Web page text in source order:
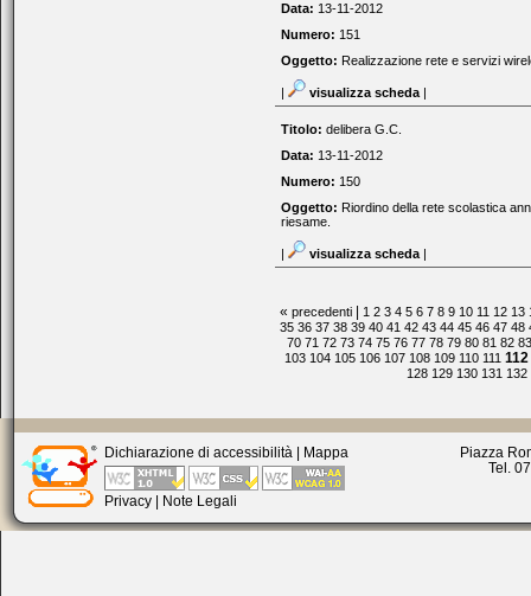
Data: 13-11-2012
Numero: 151
Oggetto: Realizzazione rete e servizi
visualizza scheda|
Titolo: delibera G.C.
Data: 13-11-2012
Numero: 150
Oggetto: Riordino della rete scolastica
riesame.
visualizza scheda|
«precedenti 1 2 3 4 5 6 7 8 9 10 11 12 13
35 36 37 38 39 40 41 42 43 44 45 46 47 48
70 71 72 73 74 75 76 77 78 79 80 81 82
103 104 105 106 107 108 109 110 111 112
128 129 130 131 132
Dichiarazione di accessibilità Mappa
Privacy Note Legali
Piazza
Tel.